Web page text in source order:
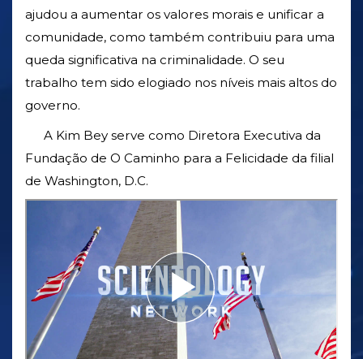
ajudou a aumentar os valores morais e unificar a
comunidade, como também contribuiu para uma
queda significativa na criminalidade. O seu
trabalho tem sido elogiado nos níveis mais altos do
governo.
A Kim Bey serve como Diretora Executiva da
Fundação de O Caminho para a Felicidade da filial
de Washington, D.C.